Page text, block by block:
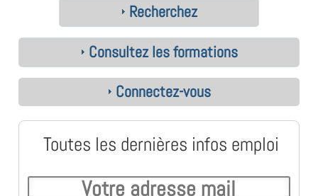
Recherchez
Consultez les formations
Connectez-vous
Toutes les dernières infos emploi